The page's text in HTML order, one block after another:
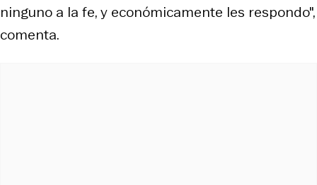
ninguno a la fe, y económicamente les respondo",
comenta.